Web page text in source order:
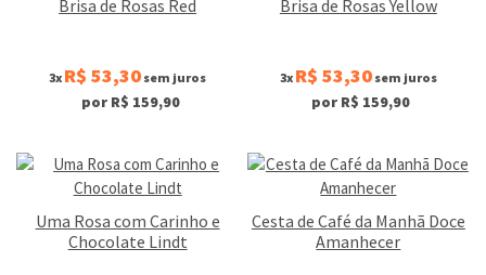
Brisa de Rosas Red
3x R$ 53,30 sem juros
por R$ 159,90
Brisa de Rosas Yellow
3x R$ 53,30sem juros
por R$ 159,90
Uma Rosa com Carinho e
Chocolate Lindt
Cesta de Café da Manhã Doce
Amanhecer